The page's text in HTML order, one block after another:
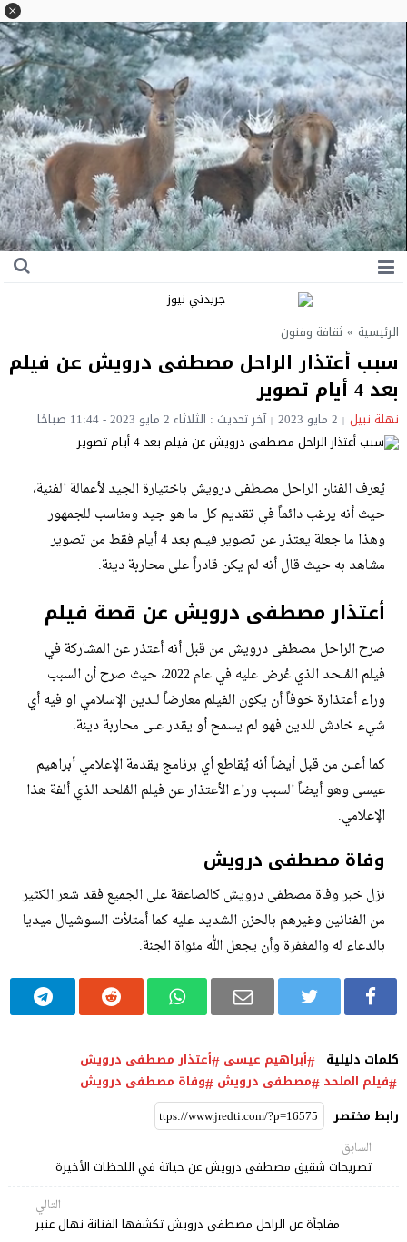
الرئيسية » ثقافة وفنون
سبب أعتذار الراحل مصطفى درويش عن فيلم
بعد 4 أيام تصوير
نهلة نبيل 2 مايو 2023 آخر تحديث : الثلاثاء 2 مايو 2023 - 11:44 صباحًا
يُعرف الفنان الراحل مصطفى درويش باختيارة الجيد لأعمالة الفنية،
حيث أنه يرغب دائماً في تقديم كل ما هو جيد ومناسب للجمهور
وهذا ما جعلة يعتذر عن تصوير فيلم بعد 4 أيام فقط من تصوير
مشاهد به حيث قال أنه لم يكن قادراً على محاربة دينة.
أعتذار مصطفى درويش عن قصة فيلم
صرح الراحل مصطفى درويش من قبل أنه أعتذر عن المشاركة في
فيلم المُلحد الذي عُرض عليه في عام 2022، حيث صرح أن السبب
وراء أعتذارة خوفاً أن يكون الفيلم معارضاً للدين الإسلامي او فيه أي
شيء خادش للدين فهو لم يسمح أو يقدر على محاربة دينة.
كما أعلن من قبل أيضاً أنه يُقاطع أي برنامج يقدمة الإعلامي أبراهيم
عيسى وهو أيضاً السبب وراء الأعتذار عن فيلم المُلحد الذي ألفة هذا
الإعلامي.
وفاة مصطفى درويش
نزل خبر وفاة مصطفى درويش كالصاعقة على الجميع فقد شعر الكثير
من الفنانين وغيرهم بالحزن الشديد عليه كما أمتلأت السوشيال ميديا
بالدعاء له والمغفرة وأن يجعل الله مئواة الجنة.
كلمات دليلية أبراهيم عيسى أعتذار مصطفى درويش
فيلم الملحد مصطفى درويش وفاة مصطفى درويش
رابط مختصر
السابق
تصريحات شقيق مصطفى درويش عن حياتة في اللحظات الأخيرة
التالي
مفاجأة عن الراحل مصطفى درويش تكشفها الفنانة نهال عنبر